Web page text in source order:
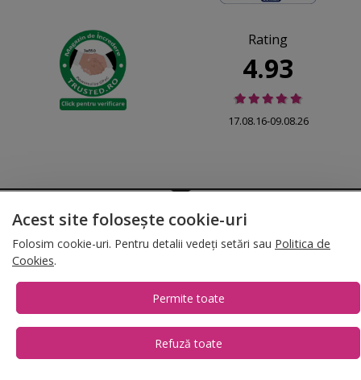
Rating
4.93
17.08.16-09.08.26
© 2026 Folina.ro | All Rights Reserved. Folina.ro |Designed by Artvertising
• Termene și condiții•Gestionează preferințe cookies
Acest site folosește cookie-uri
Folosim cookie-uri. Pentru detalii vedeți setări sau Politica de
Cookies.
Permite toate
Refuză toate